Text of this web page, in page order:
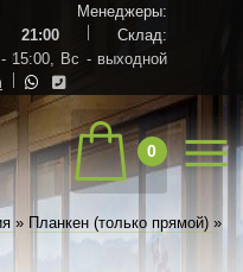
21:00
Склад:
15:00, Вс - выходной
0
» Планкен (только прямой) »